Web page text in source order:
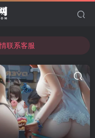
联系客服
联系客服